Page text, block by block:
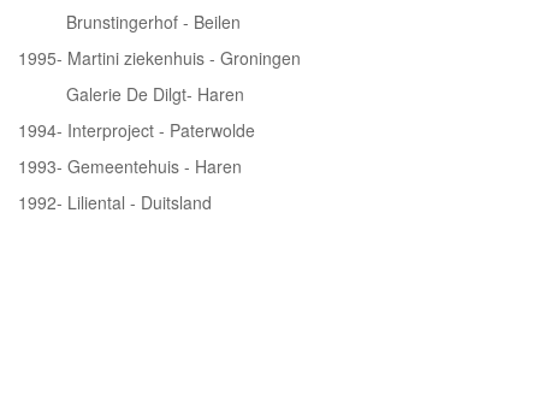
Brunstingerhof - Beilen
1995- Martini ziekenhuis - Groningen
Galerie De Dilgt- Haren
1994- Interproject - Paterwolde
1993- Gemeentehuis - Haren
1992- Liliental - Duitsland